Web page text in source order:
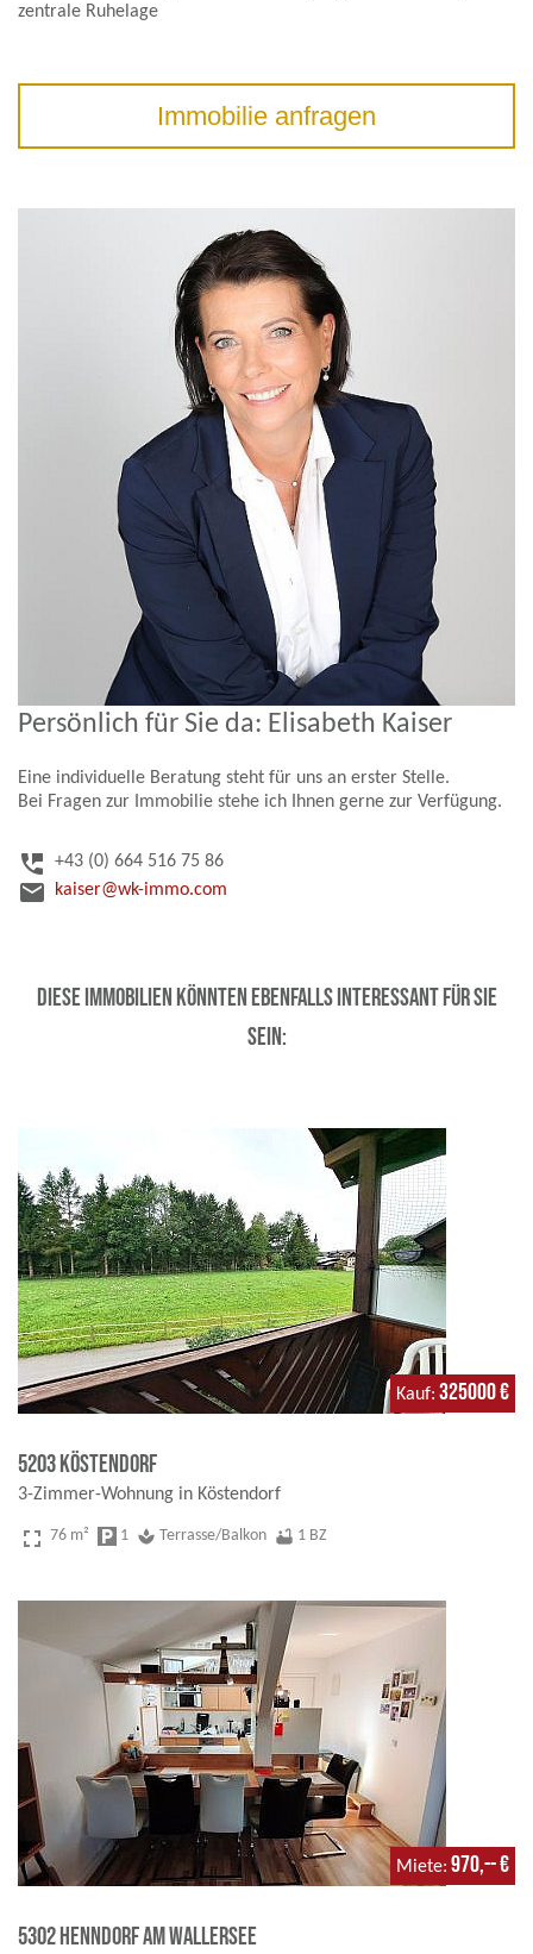
zentrale Ruhelage
Immobilie anfragen
Persönlich für Sie da: Elisabeth Kaiser
Eine individuelle Beratung steht für uns an erster Stelle.
Bei Fragen zur Immobilie stehe ich Ihnen gerne zur Verfügung.
perm_phone_msg +43 (0) 664 516 75 86
email kaiser@wk-immo.com
Diese Immobilien könnten ebenfalls interessant für Sie
sein:
Kauf 325000 €
5203 Köstendorf
3-Zimmer-Wohnung in Köstendorf
fullscreen 76 m² local_parking 1 spa Terrasse/Balkon bathtub 1 BZ
Miete 970,-- €
5302 Henndorf am Wallersee